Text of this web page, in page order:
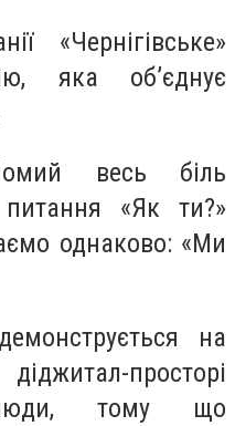
«Чернігівське»
яка об’єднує
весь біль
«Як ти?»
однаково: «Ми
на
просторі
тому що